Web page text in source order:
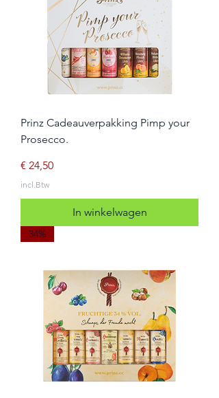
Prinz Cadeauverpakking Pimp your
Prosecco.
Prijs
€ 24,50
incl.Btw
In winkelwagen
34%